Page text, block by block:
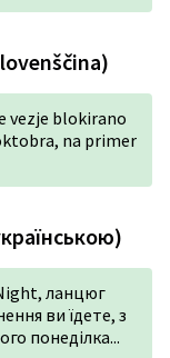
vezje blokirano
na primer
ланцюг
ви їдете, з
понеділка...